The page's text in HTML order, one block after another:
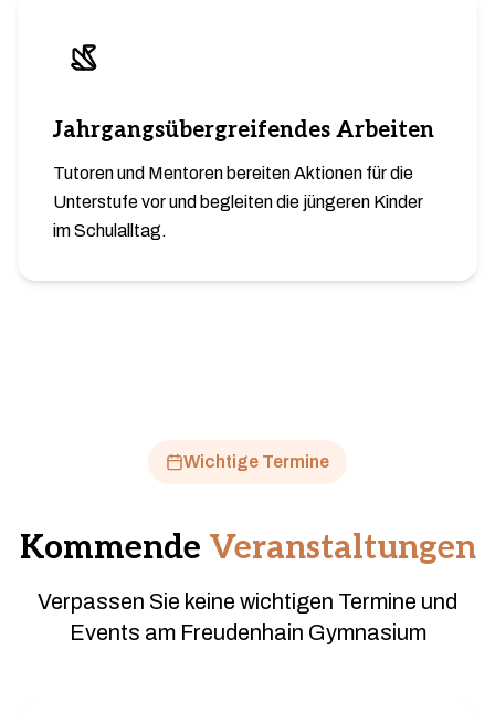
Jahrgangsübergreifendes Arbeiten
Tutoren und Mentoren bereiten Aktionen für die
Unterstufe vor und begleiten die jüngeren Kinder
im Schulalltag.
Wichtige Termine
Kommende Veranstaltungen
Verpassen Sie keine wichtigen Termine und
Events am Freudenhain Gymnasium